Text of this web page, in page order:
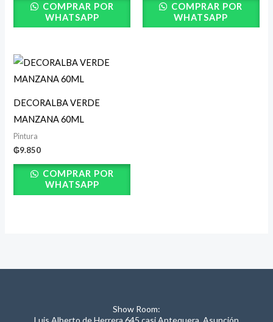
COMPRAR POR
WHATSAPP
COMPRAR POR
WHATSAPP
DECORALBA VERDE
MANZANA 60ML
Pintura
₲9.850
COMPRAR POR
WHATSAPP
Show Room:
Luis Alberto de Herrera 645 casi Antequera, Asunción